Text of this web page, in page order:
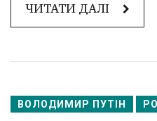
ЧИТАТИ ДАЛІ
ВОЛОДИМИР ПУТІН